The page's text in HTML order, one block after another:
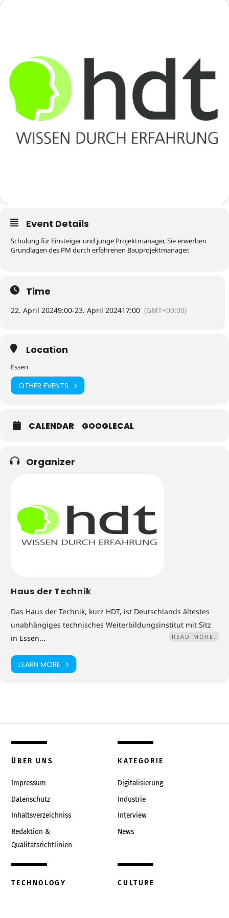
Event Details
Schulung für Einsteiger und junge Projektmanager, Sie erwerben
Grundlagen des PM durch erfahrenen Bauprojektmanager.
Time
22. April 20249:00-23. April 202417:00 (GMT+00:00)
Location
Essen
OTHER EVENTS
CALENDAR GOOGLECAL
Organizer
Haus der Technik
Das Haus der Technik, kurz HDT, ist Deutschlands ältestes
unabhängiges technisches Weiterbildungsinstitut mit Sitz
in Essen...
READ MORE.
LEARN MORE
ÜBER UNS
Impressum
Datenschutz
Inhaltsverzeichniss
Redaktion &
Qualitätsrichtlinien
KATEGORIE
Digitalisierung
Industrie
Interview
News
TECHNOLOGY CULTURE